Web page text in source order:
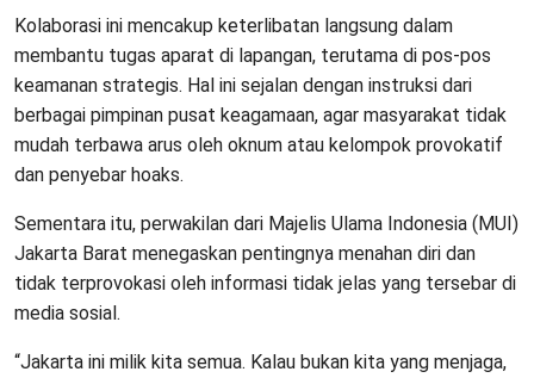
Kolaborasi ini mencakup keterlibatan langsung dalam
membantu tugas aparat di lapangan, terutama di pos-pos
keamanan strategis. Hal ini sejalan dengan instruksi dari
berbagai pimpinan pusat keagamaan, agar masyarakat tidak
mudah terbawa arus oleh oknum atau kelompok provokatif
dan penyebar hoaks.
Sementara itu, perwakilan dari Majelis Ulama Indonesia (MUI)
Jakarta Barat menegaskan pentingnya menahan diri dan
tidak terprovokasi oleh informasi tidak jelas yang tersebar di
media sosial.
“Jakarta ini milik kita semua. Kalau bukan kita yang menjaga,